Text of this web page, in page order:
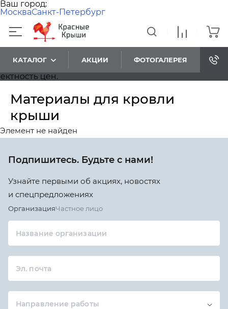
Ваш город:
МоскваСанкт-Петербург
КАТАЛОГ АКЦИИ ФОТОГАЛЕРЕЯ
цен.
Материалы для кровли
крыши
Элемент не найден
Подпишитесь. Будьте с нами!
Узнайте первыми об акциях, новостях
и спецпредложениях
ОрганизацияЧастное лицо
Название организации
Эл. почта
Направление работы